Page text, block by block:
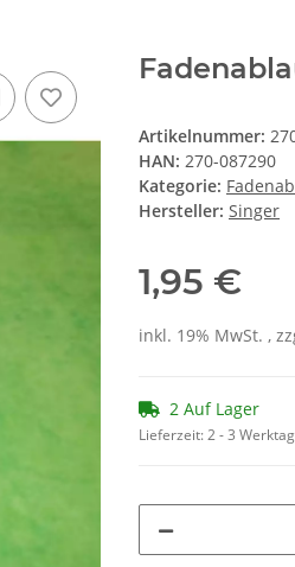
Artikelnummer:
HAN: 270-087290
Kategorie:
Hersteller: Singer
1,95 €
inkl. 19% MwSt. ,
2 Auf Lager
Lieferzeit:2 - 3